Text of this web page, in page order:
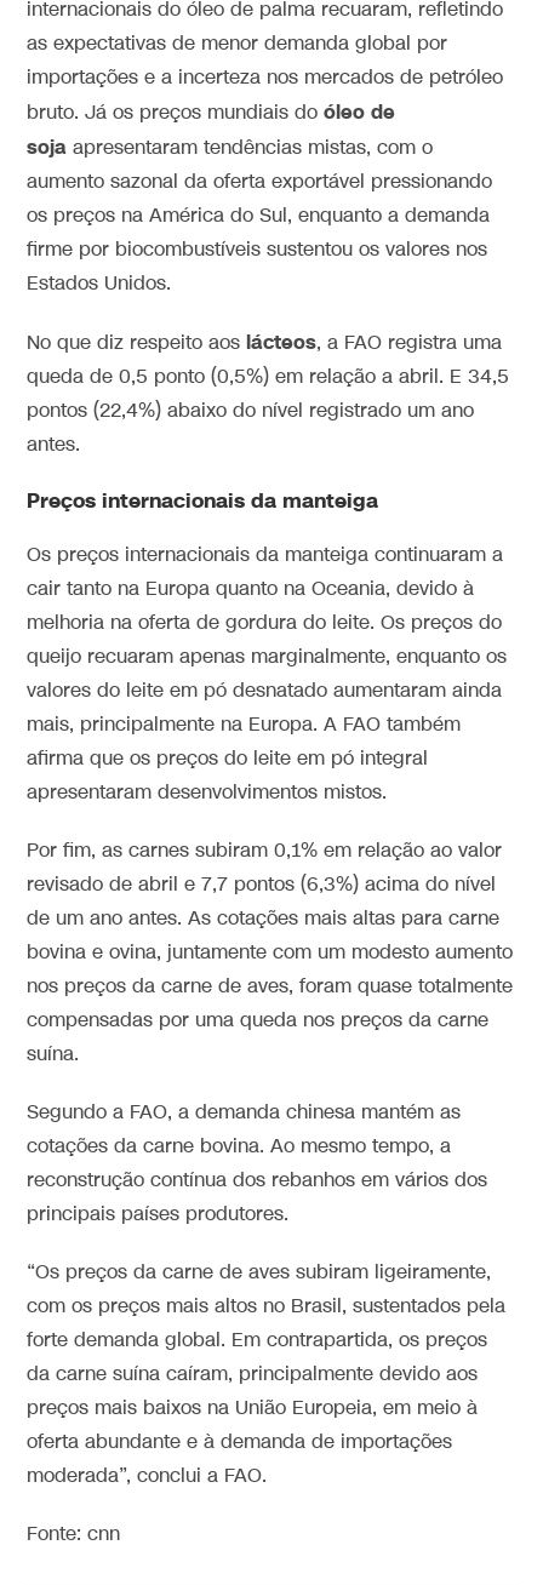
internacionais do óleo de palma recuaram, refletindo
as expectativas de menor demanda global por
importações e a incerteza nos mercados de petróleo
bruto. Já os preços mundiais doóleo de
soja apresentaram tendências mistas, com o
aumento sazonal da oferta exportável pressionando
os preços na América do Sul, enquanto a demanda
firme por biocombustíveis sustentou os valores nos
Estados Unidos.
No que diz respeito aos lácteos, a FAO registra uma
queda de 0,5 ponto (0,5%) em relação a abril. E 34,5
pontos (22,4%) abaixo do nível registrado um ano
antes.
Preços internacionais da manteiga
Os preços internacionais da manteiga continuaram a
cair tanto na Europa quanto na Oceania, devido à
melhoria na oferta de gordura do leite. Os preços do
queijo recuaram apenas marginalmente, enquanto os
valores do leite em pó desnatado aumentaram ainda
mais, principalmente na Europa. A FAO também
afirma que os preços do leite em pó integral
apresentaram desenvolvimentos mistos.
Por fim, as carnes subiram 0,1% em relação ao valor
revisado de abril e 7,7 pontos (6,3%) acima do nível
de um ano antes. As cotações mais altas para carne
bovina e ovina, juntamente com um modesto aumento
nos preços da carne de aves, foram quase totalmente
compensadas por uma queda nos preços da carne
suína.
Segundo a FAO, a demanda chinesa mantém as
cotações da carne bovina. Ao mesmo tempo, a
reconstrução contínua dos rebanhos em vários dos
principais países produtores.
“Os preços da carne de aves subiram ligeiramente,
com os preços mais altos no Brasil, sustentados pela
forte demanda global. Em contrapartida, os preços
da carne suína caíram, principalmente devido aos
preços mais baixos na União Europeia, em meio à
oferta abundante e à demanda de importações
moderada”, conclui a FAO.
Fonte: cnn